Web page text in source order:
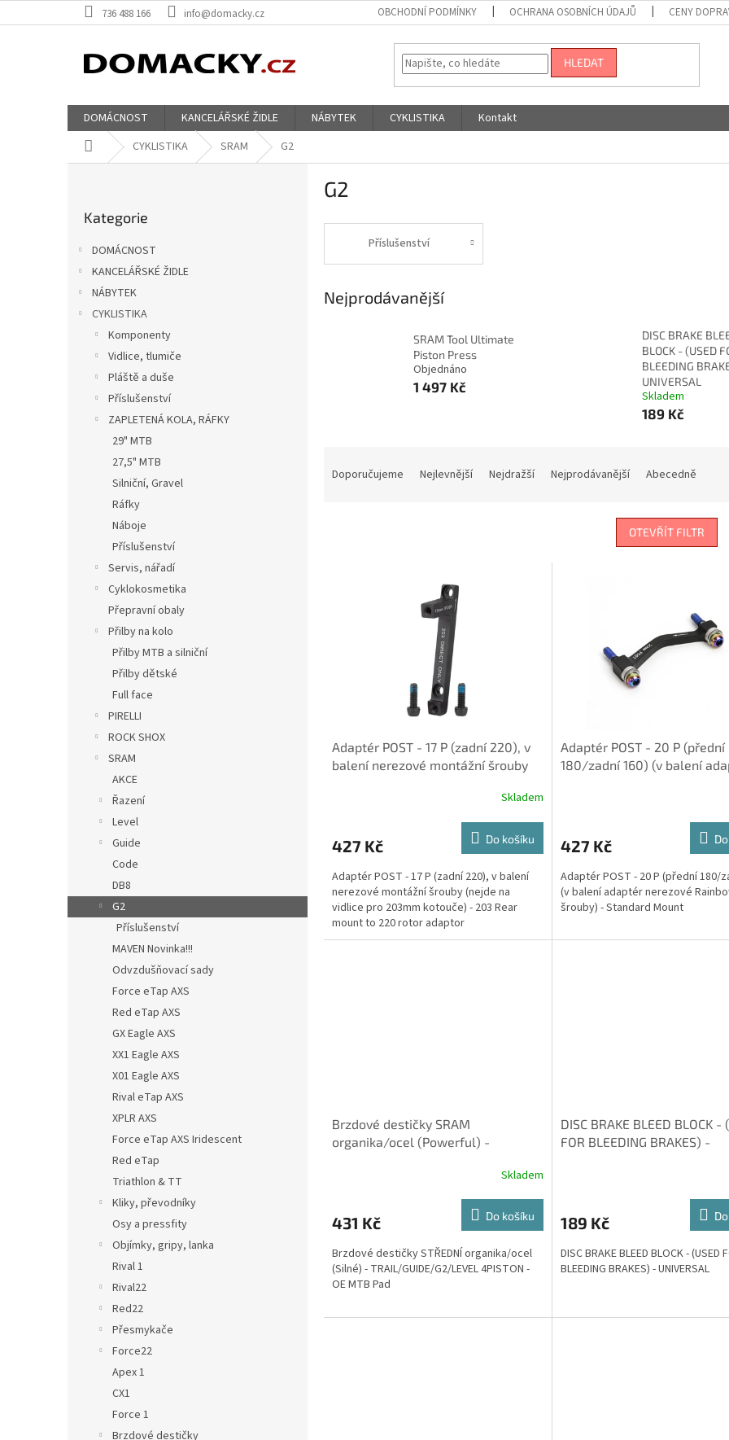
na
736 488 166 info@domacky.cz OBCHODNÍ PODMÍNKY OCHRANA OSOBNÍCH ÚDAJŮ CENY
HLEDAT
DOMÁCNOST KANCELÁŘSKÉ ŽIDLE NÁBYTEK CYKLISTIKA
Kontakt
Domů CYKLISTIKA SRAM G2
kategorie
Kategorie
DOMÁCNOST
KANCELÁŘSKÉ ŽIDLE
NÁBYTEK
CYKLISTIKA
Komponenty
Vidlice, tlumiče
Pláště a duše
Příslušenství
ZAPLETENÁ KOLA, RÁFKY
29" MTB
27,5" MTB
Silniční, Gravel
Ráfky
Náboje
Příslušenství
Servis, nářadí
Cyklokosmetika
Přepravní obaly
Přilby na kolo
Přilby MTB a silniční
Přilby dětské
Full face
PIRELLI
ROCK SHOX
SRAM
AKCE
Řazení
Level
Guide
Code
DB8
G2
Příslušenství
MAVEN Novinka!!!
Odvzdušňovací sady
Force eTap AXS
Red eTap AXS
GX Eagle AXS
XX1 Eagle AXS
X01 Eagle AXS
Rival eTap AXS
XPLR AXS
Force eTap AXS Iridescent
Red eTap
Triathlon & TT
Kliky, převodníky
Osy a pressfity
Objímky, gripy, lanka
Rival 1
Rival22
Red22
Přesmykače
Force22
Apex 1
CX1
Force 1
Brzdové destičky
G2
Příslušenství
Nejprodávanější
SRAM Tool Ultimate
Piston Press
Objednáno
1 497 Kč
DISC BRAKE
BLOCK - (USED
BLEEDING
UNIVERSAL
Skladem
189 Kč
Doporučujeme Nejlevnější Nejdražší Nejprodávanější Abecedně
OTEVŘÍT FILTR
Adaptér POST - 17 P (zadní 220), v
balení nerezové montážní šrouby
Skladem
427 Kč Do košíku
Adaptér POST - 17 P (zadní 220), v balení
nerezové montážní šrouby (nejde na
vidlice pro 203mm kotouče) - 203 Rear
mount to 220 rotor adaptor
Adaptér POST - 20 P (přední
180/zadní 160) (v balení
427 Kč
Adaptér POST - 20 P (přední 180/
(v balení adaptér nerezové
šrouby) - Standard Mount
Brzdové destičky SRAM
organika/ocel (Powerful) -
Skladem
431 Kč Do košíku
Brzdové destičky STŘEDNÍ organika/ocel
(Silné) - TRAIL/GUIDE/G2/LEVEL 4PISTON -
OE MTB Pad
DISC BRAKE BLEED BLOCK -
FOR BLEEDING BRAKES) -
189 Kč
DISC BRAKE BLEED BLOCK - (USED
BLEEDING BRAKES) - UNIVERSAL